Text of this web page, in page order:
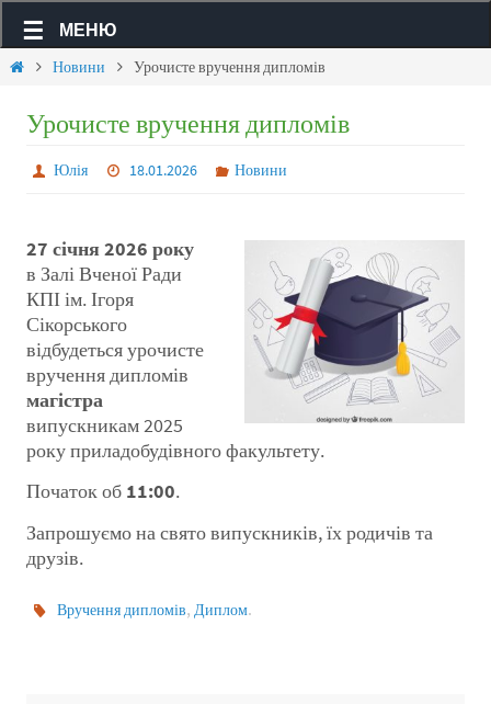
МЕНЮ
Новини Урочисте вручення дипломів
Урочисте вручення дипломів
Юлія 18.01.2026 Новини
27 січня 2026 року
в Залі Вченої Ради
КПІ ім. Ігоря
Сікорського
відбудеться урочисте
вручення дипломів
магістра
випускникам 2025
року приладобудівного факультету.
Початок об 11:00.
Запрошуємо на свято випускників, їх родичів та
друзів.
Вручення дипломів,Диплом.